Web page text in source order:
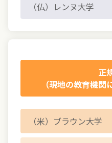
（仏）レンヌ大学
正
（現地の教育機関
（米）ブラウン大学